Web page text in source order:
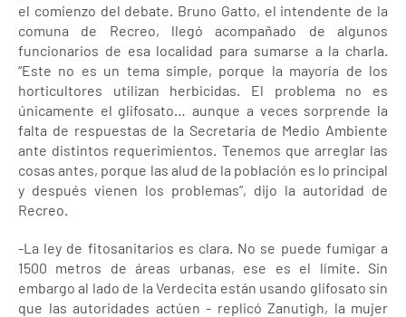
el comienzo del debate. Bruno Gatto, el intendente de la
comuna de Recreo, llegó acompañado de algunos
funcionarios de esa localidad para sumarse a la charla.
“Este no es un tema simple, porque la mayoría de los
horticultores utilizan herbicidas. El problema no es
únicamente el glifosato… aunque a veces sorprende la
falta de respuestas de la Secretaría de Medio Ambiente
ante distintos requerimientos. Tenemos que arreglar las
cosas antes, porque las alud de la población es lo principal
y después vienen los problemas”, dijo la autoridad de
Recreo.
-La ley de fitosanitarios es clara. No se puede fumigar a
1500 metros de áreas urbanas, ese es el límite. Sin
embargo al lado de la Verdecita están usando glifosato sin
que las autoridades actúen - replicó Zanutigh, la mujer